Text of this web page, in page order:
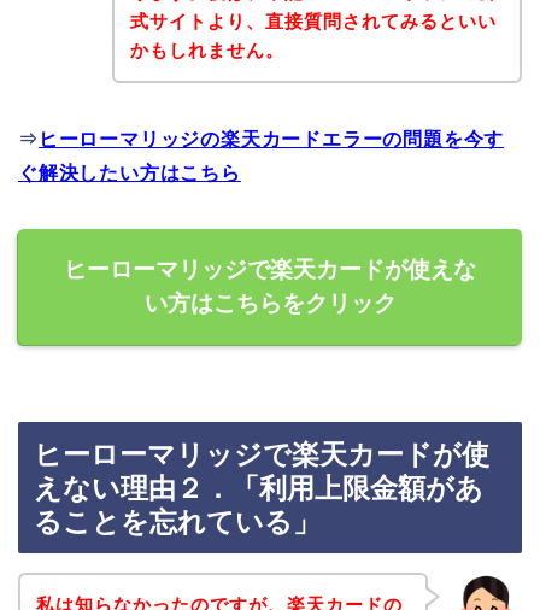
式サイトより、直接質問されてみるといい
かもしれません。
⇒ ヒーローマリッジの楽天カードエラーの問題を今す
ぐ解決したい方はこちら
ヒーローマリッジで楽天カードが使えな
い方はこちらをクリック
ヒーローマリッジで楽天カードが使
えない理由２．「利用上限金額があ
ることを忘れている」
私は知らなかったのですが、楽天カードの